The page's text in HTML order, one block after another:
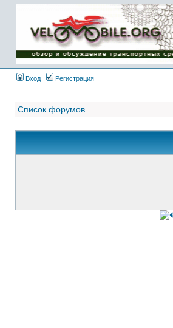
Имя пользователя:
Пароль:
{ LOG_ME_IN_SHORT
}
Вход
Регистрация
Список форумов